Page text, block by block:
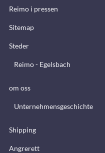
Reimo i pressen
Sitemap
Steder
Reimo - Egelsbach
om oss
Unternehmensgeschichte
Shipping
Angrerett